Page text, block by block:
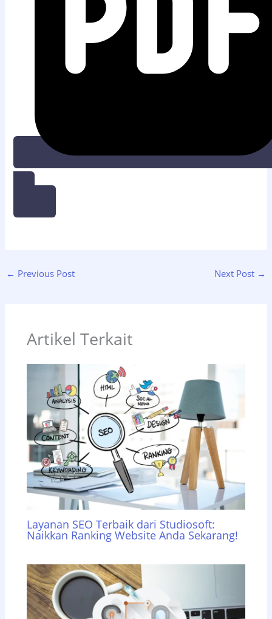
UNDUH PDF
← Previous Post Next Post →
Artikel Terkait
Layanan SEO Terbaik dari Studiosoft:
Naikkan Ranking Website Anda Sekarang!